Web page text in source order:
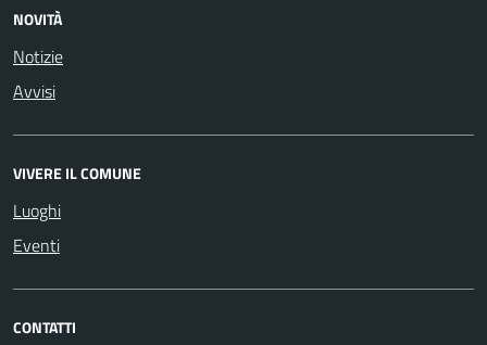
NOVITÀ
Notizie
Avvisi
VIVERE IL COMUNE
Luoghi
Eventi
CONTATTI